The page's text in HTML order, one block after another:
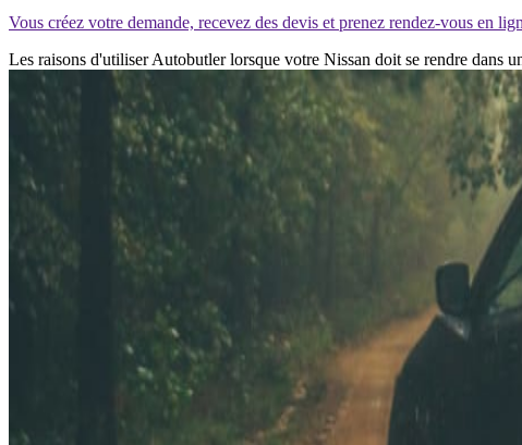
Vous créez votre demande, recevez des devis et prenez rendez-vous en
Les raisons d'utiliser Autobutler lorsque votre Nissan doit se rendre dans